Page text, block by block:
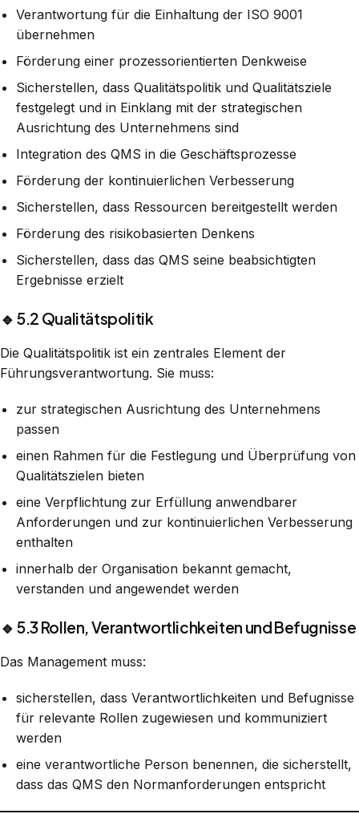
Verantwortung für die Einhaltung der ISO 9001
übernehmen
Förderung einer prozessorientierten Denkweise
Sicherstellen, dass Qualitätspolitik und Qualitätsziele
festgelegt und in Einklang mit der strategischen
Ausrichtung des Unternehmens sind
Integration des QMS in die Geschäftsprozesse
Förderung der kontinuierlichen Verbesserung
Sicherstellen, dass Ressourcen bereitgestellt werden
Förderung des risikobasierten Denkens
Sicherstellen, dass das QMS seine beabsichtigten
Ergebnisse erzielt
🔹 5.2 Qualitätspolitik
Die Qualitätspolitik ist ein zentrales Element der
Führungsverantwortung. Sie muss:
zur strategischen Ausrichtung des Unternehmens
passen
einen Rahmen für die Festlegung und Überprüfung von
Qualitätszielen bieten
eine Verpflichtung zur Erfüllung anwendbarer
Anforderungen und zur kontinuierlichen Verbesserung
enthalten
innerhalb der Organisation bekannt gemacht,
verstanden und angewendet werden
🔹 5.3 Rollen, Verantwortlichkeiten und Befugnisse
Das Management muss:
sicherstellen, dass Verantwortlichkeiten und Befugnisse
für relevante Rollen zugewiesen und kommuniziert
werden
eine verantwortliche Person benennen, die sicherstellt,
dass das QMS den Normanforderungen entspricht